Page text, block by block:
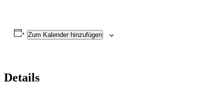
Zum Kalender hinzufügen
Details